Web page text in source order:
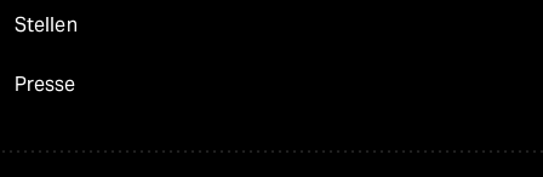
Stellen
Presse